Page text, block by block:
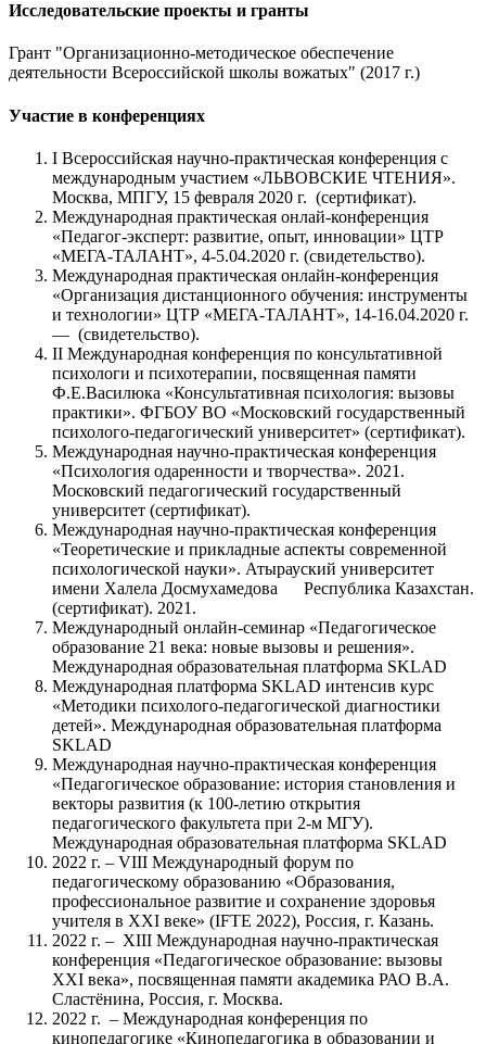
Исследовательские проекты и гранты
Грант "Организационно-методическое обеспечение
деятельности Всероссийской школы вожатых" (2017 г.)
Участие в конференциях
I Всероссийская научно-практическая конференция с
международным участием «ЛЬВОВСКИЕ ЧТЕНИЯ».
Москва, МПГУ, 15 февраля 2020 г. (сертификат).
Международная практическая онлай-конференция
«Педагог-эксперт: развитие, опыт, инновации» ЦТР
«МЕГА-ТАЛАНТ», 4-5.04.2020 г. (свидетельство).
Международная практическая онлайн-конференция
«Организация дистанционного обучения: инструменты
и технологии» ЦТР «МЕГА-ТАЛАНТ», 14-16.04.2020 г.
— (свидетельство).
II Международная конференция по консультативной
психологи и психотерапии, посвященная памяти
Ф.Е.Василюка «Консультативная психология: вызовы
практики». ФГБОУ ВО «Московский государственный
психолого-педагогический университет» (сертификат).
Международная научно-практическая конференция
«Психология одаренности и творчества». 2021.
Московский педагогический государственный
университет (сертификат).
Международная научно-практическая конференция
«Теоретические и прикладные аспекты современной
психологической науки». Атырауский университет
имени Халела Досмухамедова Республика Казахстан.
(сертификат). 2021.
Международный онлайн-семинар «Педагогическое
образование 21 века: новые вызовы и решения».
Международная образовательная платформа SKLAD
Международная платформа SKLAD интенсив курс
«Методики психолого-педагогической диагностики
детей». Международная образовательная платформа
SKLAD
Международная научно-практическая конференция
«Педагогическое образование: история становления и
векторы развития (к 100-летию открытия
педагогического факультета при 2-м МГУ).
Международная образовательная платформа SKLAD
2022 г. – VIII Международный форум по
педагогическому образованию «Образования,
профессиональное развитие и сохранение здоровья
учителя в XXI веке» (IFTE 2022), Россия, г. Казань.
2022 г. – XIII Международная научно-практическая
конференция «Педагогическое образование: вызовы
XXI века», посвященная памяти академика РАО В.А.
Сластёнина, Россия, г. Москва.
2022 г. – Международная конференция по
кинопедагогике «Кинопедагогика в образовании и